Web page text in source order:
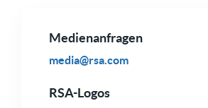
Medienanfragen
media@rsa.com
RSA-Logos